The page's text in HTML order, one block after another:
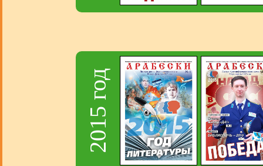
2015 год